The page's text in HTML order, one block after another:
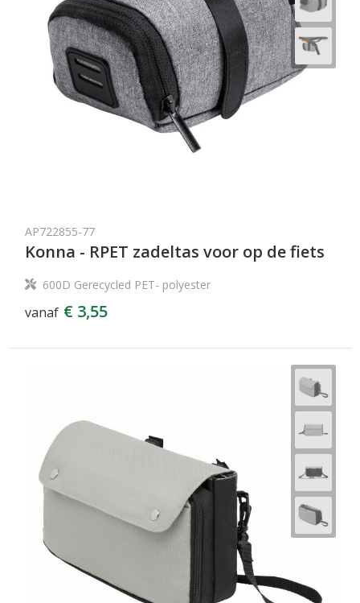
AP722855-77
Konna - RPET zadeltas voor op de fiets
600D Gerecycled PET- polyester
vanaf € 3,55